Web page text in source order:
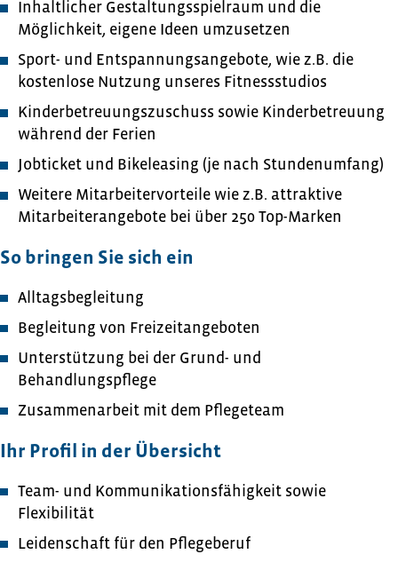
Inhaltlicher Gestaltungsspielraum und die
Möglichkeit, eigene Ideen umzusetzen
Sport- und Entspannungsangebote, wie z.B. die
kostenlose Nutzung unseres Fitnessstudios
Kinderbetreuungszuschuss sowie Kinderbetreuung
während der Ferien
Jobticket und Bikeleasing (je nach Stundenumfang)
Weitere Mitarbeitervorteile wie z.B. attraktive
Mitarbeiterangebote bei über 250 Top-Marken
So bringen Sie sich ein
Alltagsbegleitung
Begleitung von Freizeitangeboten
Unterstützung bei der Grund- und
Behandlungspflege
Zusammenarbeit mit dem Pflegeteam
Ihr Profil in der Übersicht
Team- und Kommunikationsfähigkeit sowie
Flexibilität
Leidenschaft für den Pflegeberuf